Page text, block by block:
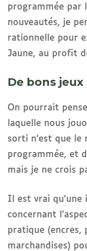
programmée par
nouveautés, je
rationnelle pour
Jaune, au profit
De bons
On pourrait
laquelle nous
sorti n’est que le
programmée, et
mais je ne crois
Il est vrai qu’une
concernant
pratique (encres,
marchandises)